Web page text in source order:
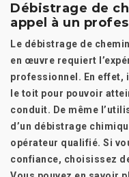
Débistrage de
appel à un
Le débistrage de
en œuvre requiert
professionnel. En effet,
le toit pour pouvoir
conduit. De même
d’un débistrage
opérateur qualifié. Si
confiance, choisissez